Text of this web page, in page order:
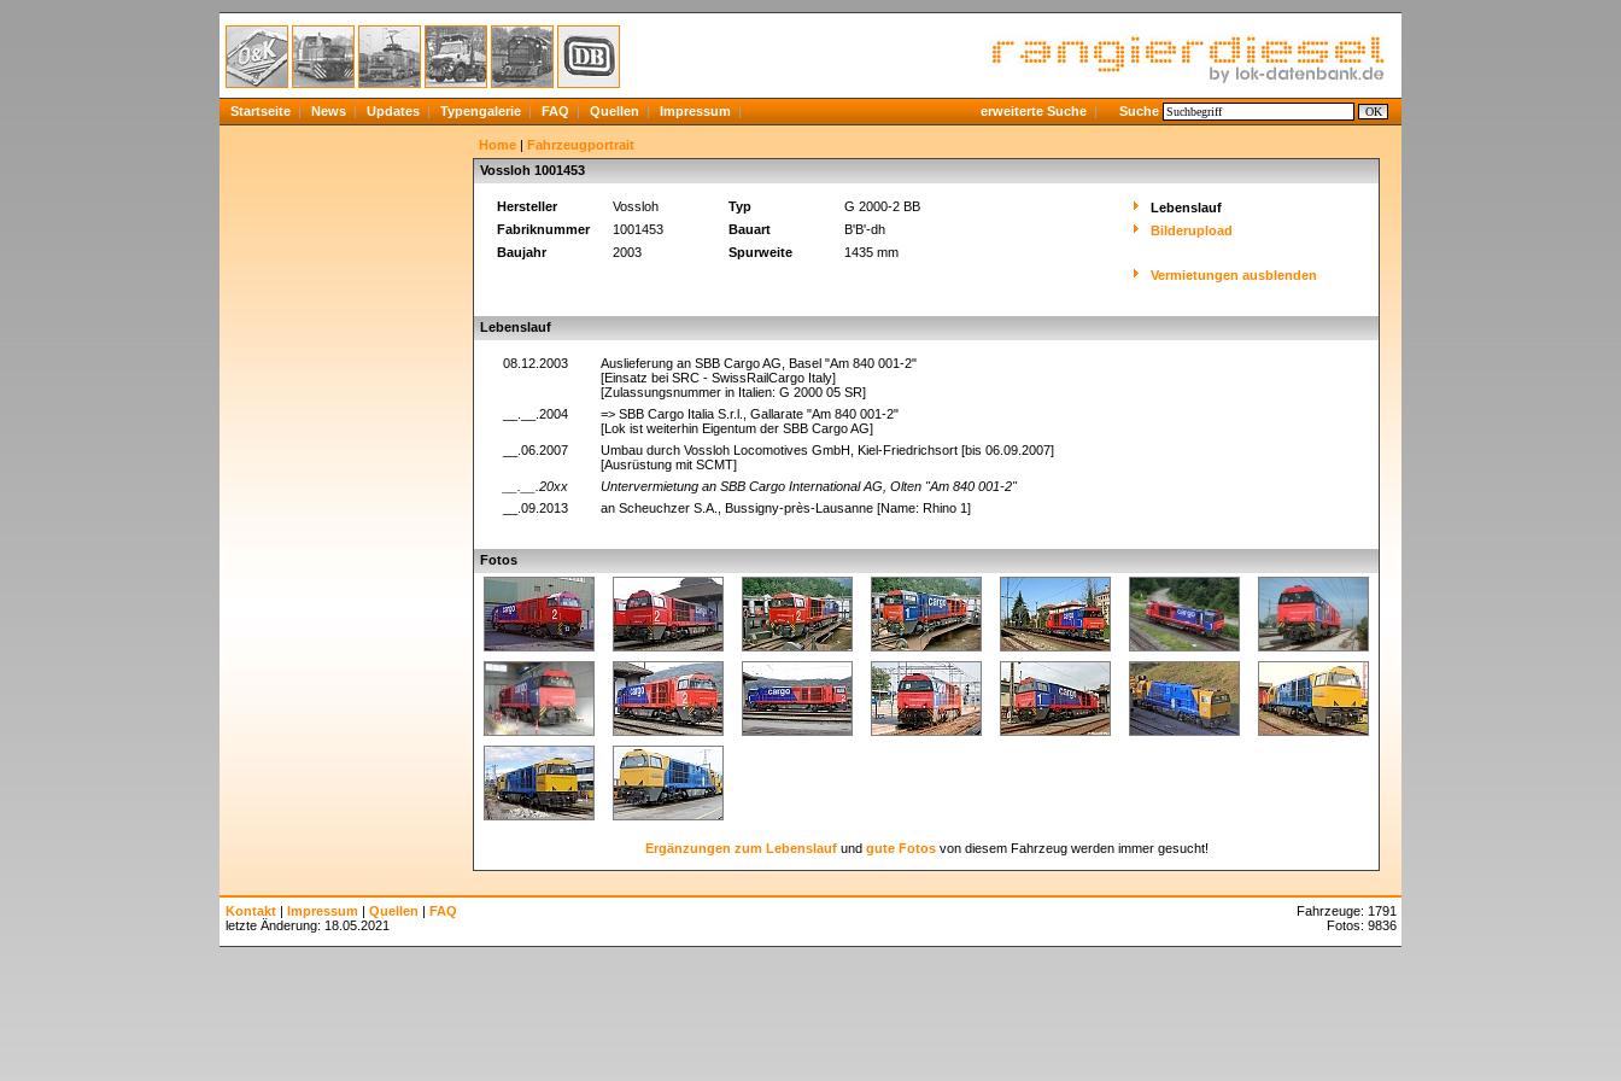
Startseite News Updates Typengalerie FAQ Quellen Impressum erweiterte Suche Suche
Home | Fahrzeugportrait
Vossloh 1001453
Hersteller Vossloh Typ G 2000-2 BB
Lebenslauf
Fabriknummer
1001453 Bauart B'B'-dh
Bilderupload
Baujahr
2003 Spurweite
1435 mm
Vermietungen ausblenden
Lebenslauf
08.12.2003
Auslieferung an SBB Cargo AG, Basel "Am 840 001-2"
[Einsatz bei SRC - SwissRailCargo Italy]
[Zulassungsnummer in Italien: G 2000 05 SR]
__.__.2004
=> SBB Cargo Italia S.r.l., Gallarate "Am 840 001-2"
[Lok ist weiterhin Eigentum der SBB Cargo AG]
__.06.2007
Umbau durch Vossloh Locomotives GmbH, Kiel-Friedrichsort [bis 06.09.2007]
[Ausrüstung mit SCMT]
__.__.20xx
Untervermietung an SBB Cargo International AG, Olten "Am 840 001-2"
__.09.2013
an Scheuchzer S.A., Bussigny-près-Lausanne [Name: Rhino 1]
Fotos
Ergänzungen zum Lebenslaufund gute Fotosvon diesem Fahrzeug werden immer gesucht!
Kontakt | Impressum | Quellen | FAQ
letzte Änderung: 18.05.2021
Fahrzeuge: 1791
Fotos: 9836